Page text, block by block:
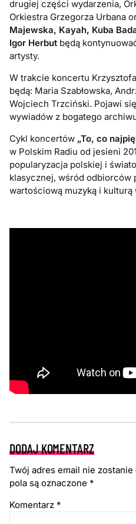
drugiej części wydarzenia,
Orkiestra Grzegorza Urbana
Majewska, Kayah, Kuba
Igor Herbut będą
artysty.
W trakcie koncertu
będą: Maria Szabłowska,
Wojciech Trzciński. Pojawi
wywiadów z bogatego
Cykl koncertów „To, co
w Polskim Radiu od jesieni
popularyzacja polskiej i
klasycznej, wśród odbiorców
wartościową muzyką i kulturą
DODAJ KOMENTARZ
Twój adres email nie zostanie
pola są oznaczone *
Komentarz *